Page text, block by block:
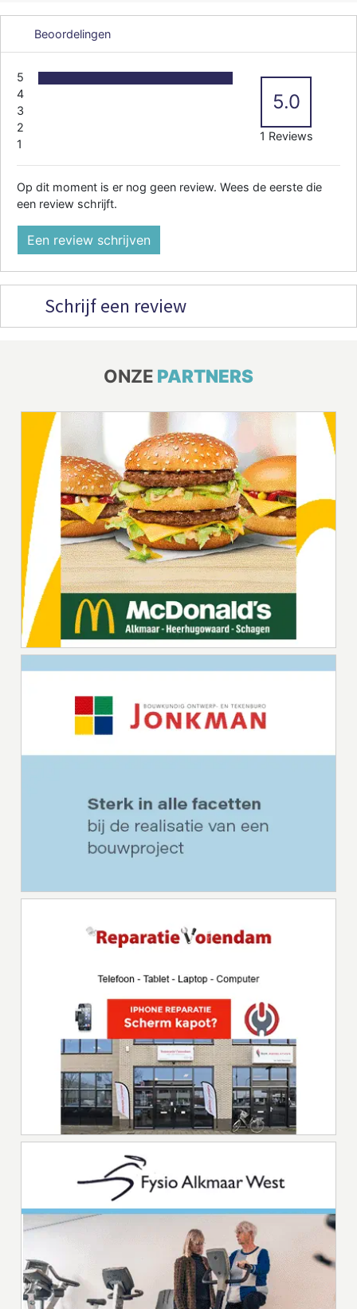
Beoordelingen
5
4
3
2
1
5.0
1 Reviews
Op dit moment is er nog geen review. Wees de eerste die
een review schrijft.
Een review schrijven
Schrijf een review
ONZE PARTNERS